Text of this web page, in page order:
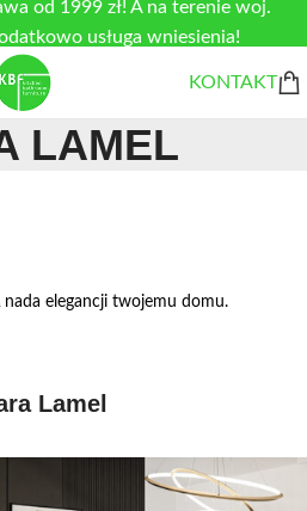
od 1999 zł! A na terenie woj.
usługa wniesienia!
KONTAKT
LAMEL
elegancji twojemu domu.
Lamel